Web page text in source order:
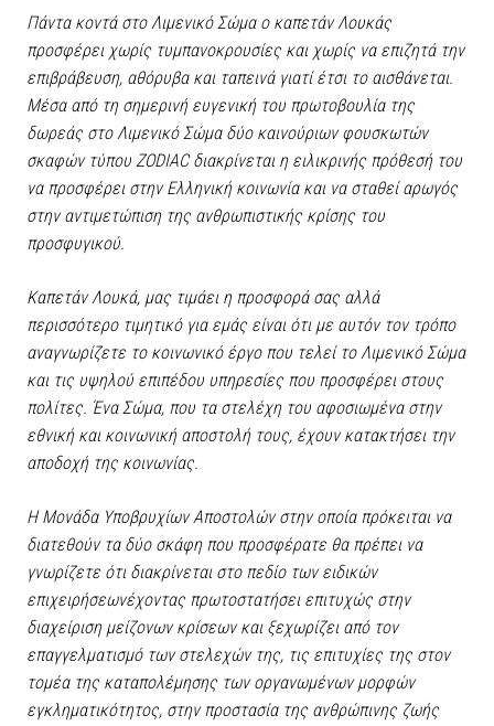
Πάντα κοντά στο Λιμενικό Σώμα ο καπετάν Λουκάς
προσφέρει χωρίς τυμπανοκρουσίες και χωρίς να επιζητά την
επιβράβευση, αθόρυβα και ταπεινά γιατί έτσι το αισθάνεται.
Μέσα από τη σημερινή ευγενική του πρωτοβουλία της
δωρεάς στο Λιμενικό Σώμα δύο καινούριων φουσκωτών
σκαφών τύπου ZODIAC διακρίνεται η ειλικρινής πρόθεσή του
να προσφέρει στην Ελληνική κοινωνία και να σταθεί αρωγός
στην αντιμετώπιση της ανθρωπιστικής κρίσης του
προσφυγικού.
Καπετάν Λουκά, μας τιμάει η προσφορά σας αλλά
περισσότερο τιμητικό για εμάς είναι ότι με αυτόν τον τρόπο
αναγνωρίζετε το κοινωνικό έργο που τελεί το Λιμενικό Σώμα
και τις υψηλού επιπέδου υπηρεσίες που προσφέρει στους
πολίτες. Ένα Σώμα, που τα στελέχη του αφοσιωμένα στην
εθνική και κοινωνική αποστολή τους, έχουν κατακτήσει την
αποδοχή της κοινωνίας.
Η Μονάδα Υποβρυχίων Αποστολών στην οποία πρόκειται να
διατεθούν τα δύο σκάφη που προσφέρατε θα πρέπει να
γνωρίζετε ότι διακρίνεται στο πεδίο των ειδικών
επιχειρήσεωνέχοντας πρωτοστατήσει επιτυχώς στην
διαχείριση μείζονων κρίσεων και ξεχωρίζει από τον
επαγγελματισμό των στελεχών της, τις επιτυχίες της στον
τομέα της καταπολέμησης των οργανωμένων μορφών
εγκληματικότητος, στην προστασία της ανθρώπινης ζωής